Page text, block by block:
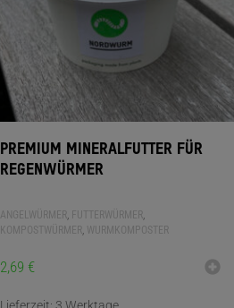
PREMIUM MINERALFUTTER FÜR
REGENWÜRMER
ANGELWÜRMER, FUTTERWÜRMER,
KOMPOSTWÜRMER, WURMKOMPOSTER
2,69 €